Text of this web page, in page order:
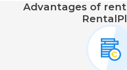
Advantages of